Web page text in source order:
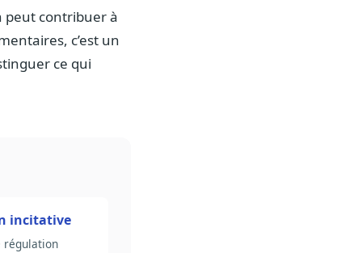
peut contribuer à
c’est un
ce qui
incitative
régulation